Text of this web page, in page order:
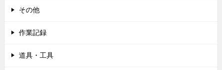
その他
作業記録
道具・工具